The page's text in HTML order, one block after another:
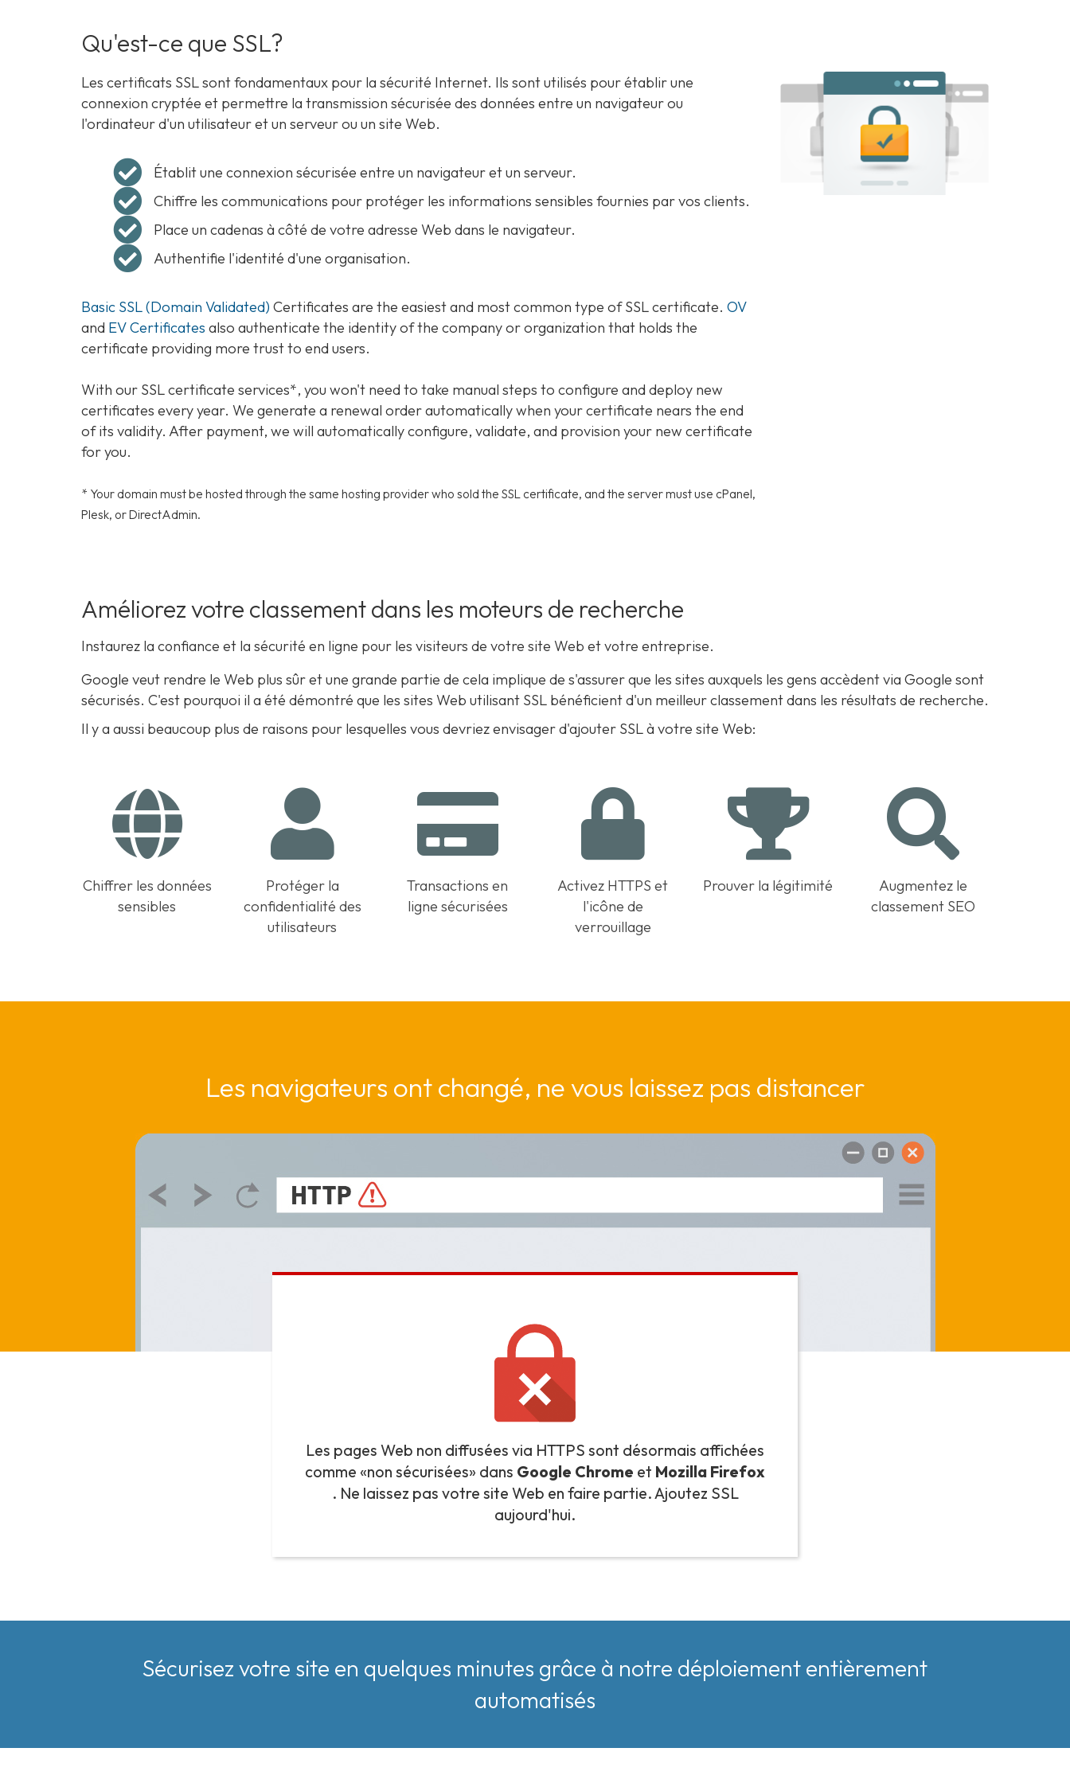
Qu'est-ce que SSL?
Les certificats SSL sont fondamentaux pour la sécurité Internet. Ils sont utilisés pour établir une
connexion cryptée et permettre la transmission sécurisée des données entre un navigateur ou
l'ordinateur d'un utilisateur et un serveur ou un site Web.
Établit une connexion sécurisée entre un navigateur et un serveur.
Chiffre les communications pour protéger les informations sensibles fournies par vos clients.
Place un cadenas à côté de votre adresse Web dans le navigateur.
Authentifie l'identité d'une organisation.
Basic SSL (Domain Validated) Certificates are the easiest and most common type of SSL certificate. OV
and EV Certificates also authenticate the identity of the company or organization that holds the
certificate providing more trust to end users.
With our SSL certificate services*, you won't need to take manual steps to configure and deploy new
certificates every year. We generate a renewal order automatically when your certificate nears the end
of its validity. After payment, we will automatically configure, validate, and provision your new certificate
for you.
* Your domain must be hosted through the same hosting provider who sold the SSL certificate, and the server must use cPanel,
Plesk, or DirectAdmin.
Améliorez votre classement dans les moteurs de recherche
Instaurez la confiance et la sécurité en ligne pour les visiteurs de votre site Web et votre entreprise.
Google veut rendre le Web plus sûr et une grande partie de cela implique de s'assurer que les sites auxquels les gens accèdent via Google sont
sécurisés. C'est pourquoi il a été démontré que les sites Web utilisant SSL bénéficient d'un meilleur classement dans les résultats de recherche.
Il y a aussi beaucoup plus de raisons pour lesquelles vous devriez envisager d'ajouter SSL à votre site Web:
Chiffrer les données
sensibles
Protéger la
confidentialité des
utilisateurs
Transactions en
ligne sécurisées
Activez HTTPS et
l'icône de
verrouillage
Prouver la légitimité
Augmentez le
classement SEO
Les navigateurs ont changé, ne vous laissez pas distancer
Les pages Web non diffusées via HTTPS sont désormais affichées
comme «non sécurisées» dans Google Chrome et Mozilla Firefox
. Ne laissez pas votre site Web en faire partie. Ajoutez SSL
aujourd'hui.
Sécurisez votre site en quelques minutes grâce à notre déploiement entièrement
automatisés